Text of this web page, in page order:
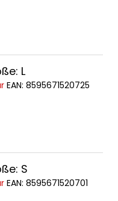
L
EAN: 8595671520725
S
EAN: 8595671520701